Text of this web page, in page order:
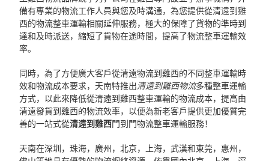
備有專業的物流工作人員與您及時溝通，為您提供從清遠到雞
西的物流整車運輸相關延伸服務，極大的保障了貨物的準時到
達和及時派送，縮短了貨物在途時間，提高了物流整車運輸效
率。
同時，為了方便廣大客戶從清遠物流到雞西的不同整車運輸時
效和物流成本要求，天南特推出清遠到雞西物流多種整車運輸
方式，以此來降低從清遠到雞西整車運輸的物流成本，提高由
清遠發貨到雞西的物流效率，以便為新老客戶提供更加優質完
善的一站式從清遠到雞西門到門物流整車運輸服務！
天南在深圳，珠海，廣州，北京，上海，武漢和東莞，惠州，